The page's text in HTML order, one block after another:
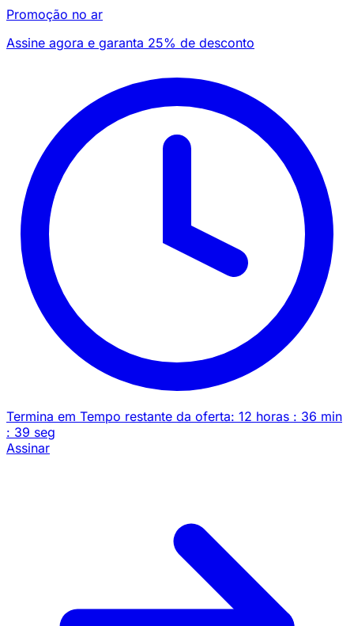
Promoção no ar
Assine agora e garanta 25% de desconto
Termina em Tempo restante da oferta: 12 horas : 36 min
: 39 seg
Assinar